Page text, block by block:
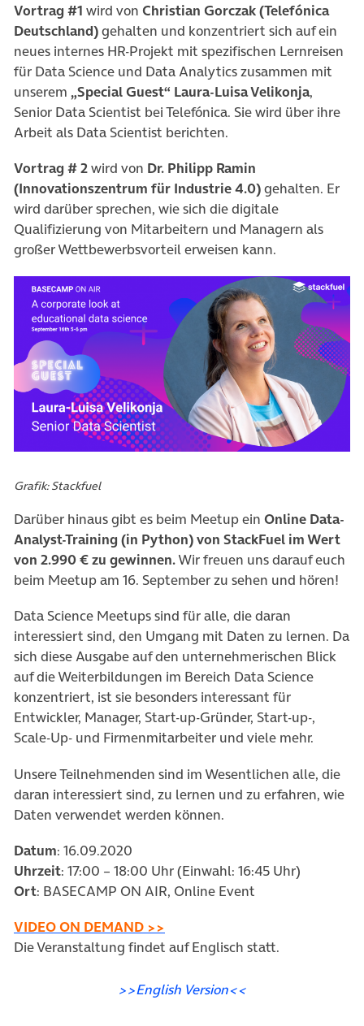
Vortrag #1 wird von Christian Gorczak (Telefónica
Deutschland)gehalten und konzentriert sich auf ein
neues internes HR-Projekt mit spezifischen Lernreisen
für Data Science und Data Analytics zusammen mit
unserem „Special Guest“ Laura-Luisa Velikonja,
Senior Data Scientist bei Telefónica. Sie wird über ihre
Arbeit als Data Scientist berichten.
Vortrag # 2wird von Dr. Philipp Ramin
(Innovationszentrum für Industrie 4.0)gehalten. Er
wird darüber sprechen, wie sich die digitale
Qualifizierung von Mitarbeitern und Managern als
großer Wettbewerbsvorteil erweisen kann.
(öffnet in neuem Tab)
Grafik: Stackfuel
Darüber hinaus gibt es beim Meetup ein Online Data-
Analyst-Training (in Python) von StackFuel im Wert
von 2.990 € zu gewinnen.Wir freuen uns darauf euch
beim Meetup am 16. September zu sehen und hören!
Data Science Meetups sind für alle, die daran
interessiert sind, den Umgang mit Daten zu lernen. Da
sich diese Ausgabe auf den unternehmerischen Blick
auf die Weiterbildungen im Bereich Data Science
konzentriert, ist sie besonders interessant für
Entwickler, Manager, Start-up-Gründer, Start-up-,
Scale-Up- und Firmenmitarbeiter und viele mehr.
Unsere Teilnehmenden sind im Wesentlichen alle, die
daran interessiert sind, zu lernen und zu erfahren, wie
Daten verwendet werden können.
Datum: 16.09.2020
Uhrzeit: 17:00 – 18:00 Uhr (Einwahl: 16:45 Uhr)
Ort: BASECAMP ON AIR, Online Event
VIDEO ON DEMAND >>
Die Veranstaltung findet auf Englisch statt.
>>English Version<<